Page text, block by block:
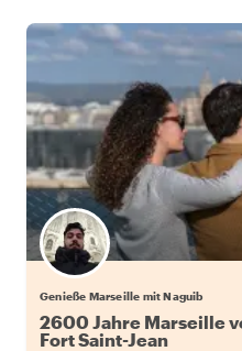
Genieße Marseille mit Naguib
2600 Jahre Marseille
Fort Saint-Jean